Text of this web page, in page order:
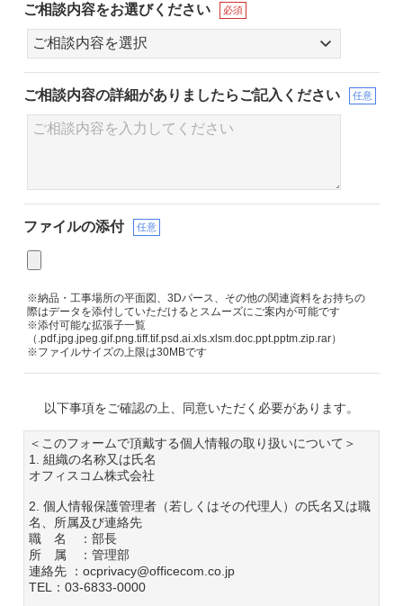
ご相談内容をお選びください 必須
ご相談内容の詳細がありましたらご記入ください 任意
ファイルの添付 任意
※納品・工事場所の平面図、3Dパース、その他の関連資料をお持ちの
際はデータを添付していただけるとスムーズにご案内が可能です
※添付可能な拡張子一覧
（.pdf.jpg.jpeg.gif.png.tiff.tif.psd.ai.xls.xlsm.doc.ppt.pptm.zip.rar）
※ファイルサイズの上限は30MBです
以下事項をご確認の上、同意いただく必要があります。
＜このフォームで頂戴する個人情報の取り扱いについて＞
1. 組織の名称又は氏名
オフィスコム株式会社
2. 個人情報保護管理者（若しくはその代理人）の氏名又は職
名、所属及び連絡先
職 名 ：部長
所 属 ：管理部
連絡先 ：ocprivacy@officecom.co.jp
TEL：03-6833-0000